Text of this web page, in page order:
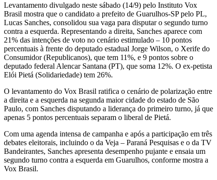
Levantamento divulgado neste sábado (14/9) pelo Instituto Vox
Brasil mostra que o candidato a prefeito de Guarulhos-SP pelo PL,
Lucas Sanches, consolidou sua vaga para disputar o segundo turno
contra a esquerda. Representando a direita, Sanches aparece com
21% das intenções de voto no cenário estimulado – 10 pontos
percentuais à frente do deputado estadual Jorge Wilson, o Xerife do
Consumidor (Republicanos), que tem 11%, e 9 pontos sobre o
deputado federal Alencar Santana (PT), que soma 12%. O ex-petista
Elói Pietá (Solidariedade) tem 26%.
O levantamento do Vox Brasil ratifica o cenário de polarização entre
a direita e a esquerda na segunda maior cidade do estado de São
Paulo, com Sanches disputando a liderança do primeiro turno, já que
apenas 5 pontos percentuais separam o liberal de Pietá.
Com uma agenda intensa de campanha e após a participação em três
debates eleitorais, incluindo o da Veja – Paraná Pesquisas e o da TV
Bandeirantes, Sanches apresenta desempenho pujante e ensaia um
segundo turno contra a esquerda em Guarulhos, conforme mostra a
Vox Brasil.